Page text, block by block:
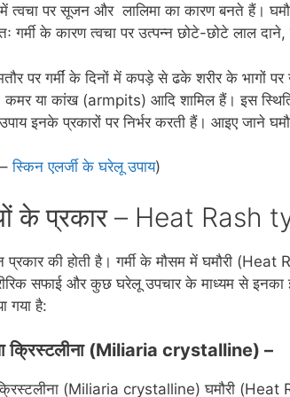
में त्वचा पर सूजन और लालिमा का कारण बनते हैं।
गर्मी के कारण त्वचा पर उत्पन्न छोटे-छोटे लाल
पर गर्मीं के दिनों में कपड़े से ढके शरीर के भागों
कमर या कांख (armpits) आदि शामिल हैं। इस
इनके प्रकारों पर निर्भर करती हैं। आइए जाने
–स्किन एलर्जी के घरेलू उपाय)
के प्रकार – Heat Rash
प्रकार की होती है। गर्मी के मौसम में घमौरी
सफाई और कुछ घरेलू उपचार के माध्‍यम से
गया है:
क्रिस्टलीना (Miliaria crystalline) –
क्रिस्‍टलीना (Miliaria crystalline) घमौरी (Heat